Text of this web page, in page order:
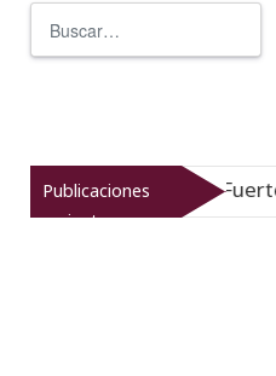
Publicaciones
recientes
Fuerte de San